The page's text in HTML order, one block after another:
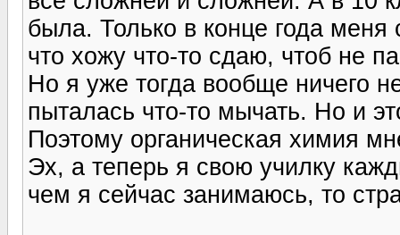
была. Только в конце года
что хожу что-то сдаю, чтоб не
Но я уже тогда вообще ничего
пыталась что-то мычать. Но и
Поэтому органическая химия
Эх, а теперь я свою училку
чем я сейчас занимаюсь, то